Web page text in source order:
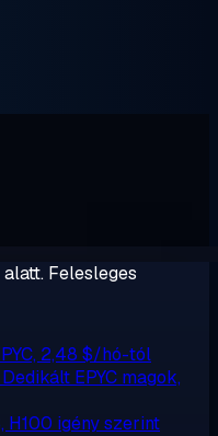
Felesleges
2,48 $/hó-tól
Dedikált EPYC magok,
H100 igény szerint